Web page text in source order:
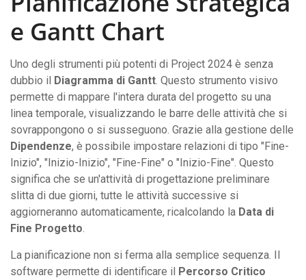
e Gantt Chart
Uno degli strumenti più potenti di Project 2024 è senza
dubbio il Diagramma di Gantt. Questo strumento visivo
permette di mappare l'intera durata del progetto su una
linea temporale, visualizzando le barre delle attività che si
sovrappongono o si susseguono. Grazie alla gestione delle
Dipendenze, è possibile impostare relazioni di tipo "Fine-
Inizio", "Inizio-Inizio", "Fine-Fine" o "Inizio-Fine". Questo
significa che se un'attività di progettazione preliminare
slitta di due giorni, tutte le attività successive si
aggiorneranno automaticamente, ricalcolando la Data di
Fine Progetto.
La pianificazione non si ferma alla semplice sequenza. Il
software permette di identificare il Percorso Critico